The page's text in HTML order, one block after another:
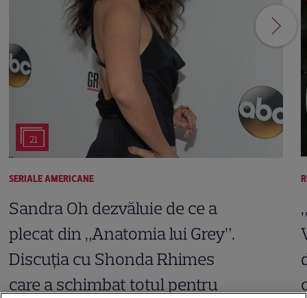
21
SERIALE AMERICANE
Sandra Oh dezvăluie de ce a
plecat din „Anatomia lui Grey”.
Discuția cu Shonda Rhimes
care a schimbat totul pentru